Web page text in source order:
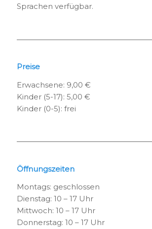
Sprachen verfügbar.
Preise
Erwachsene: 9,00 €
Kinder (5-17): 5,00 €
Kinder (0-5): frei
Öffnungszeiten
Montags: geschlossen
Dienstag: 10 – 17 Uhr
Mittwoch: 10 – 17 Uhr
Donnerstag: 10 – 17 Uhr